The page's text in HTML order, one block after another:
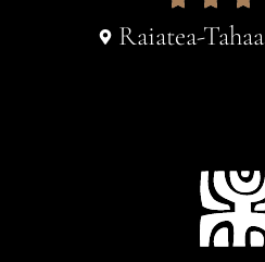
Raiatea-Tahaa